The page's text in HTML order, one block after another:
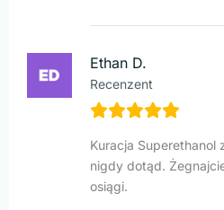
Ethan D.
Recenzent
Kuracja Superethanol
nigdy dotąd.
osiągi.